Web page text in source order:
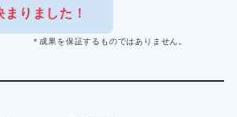
りました！
するものではありません。